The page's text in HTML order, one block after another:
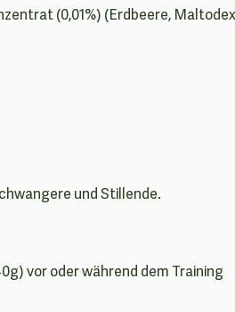
(0,01%) (Erdbeere,
und Stillende.
vor oder während dem Training